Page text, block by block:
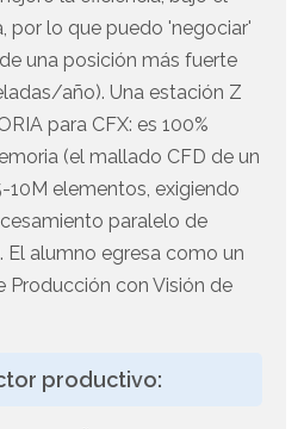
por lo que puedo 'negociar'
una posición más fuerte
año). Una estación Z
para CFX: es 100%
(el mallado CFD de un
10M elementos, exigiendo
paralelo de
El alumno egresa como un
Producción con Visión de
productivo: